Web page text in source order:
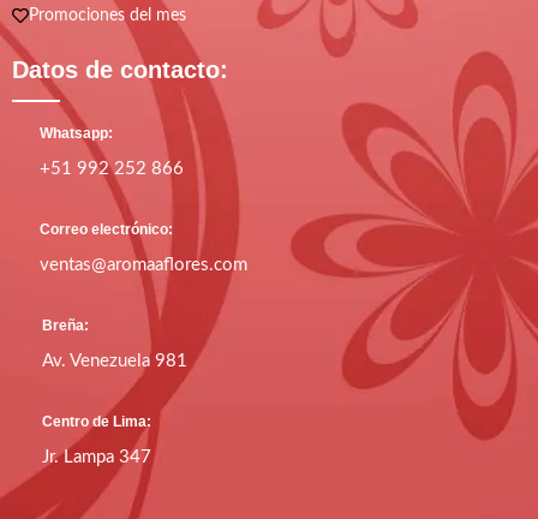
Promociones del mes
Datos de contacto:
Whatsapp:
+51 992 252 866
Correo electrónico:
ventas@aromaaflores.com
Breña:
Av. Venezuela 981
Centro de Lima:
Jr. Lampa 347